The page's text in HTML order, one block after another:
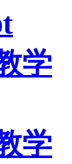
学
学